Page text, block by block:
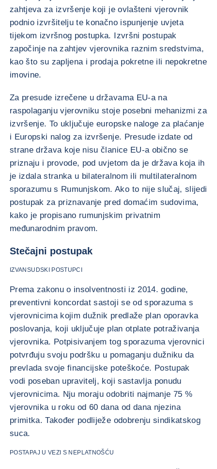
zahtjeva za izvršenje koji je ovlašteni vjerovnik
podnio izvršitelju te konačno ispunjenje uvjeta
tijekom izvršnog postupka. Izvršni postupak
započinje na zahtjev vjerovnika raznim sredstvima,
kao što su zapljena i prodaja pokretne ili nepokretne
imovine.
Za presude izrečene u državama EU-a na
raspolaganju vjerovniku stoje posebni mehanizmi za
izvršenje. To uključuje europske naloge za plaćanje
i Europski nalog za izvršenje. Presude izdate od
strane država koje nisu članice EU-a obično se
priznaju i provode, pod uvjetom da je država koja ih
je izdala stranka u bilateralnom ili multilateralnom
sporazumu s Rumunjskom. Ako to nije slučaj, slijedi
postupak za priznavanje pred domaćim sudovima,
kako je propisano rumunjskim privatnim
međunarodnim pravom.
Stečajni postupak
IZVANSUDSKI POSTUPCI
Prema zakonu o insolventnosti iz 2014. godine,
preventivni koncordat sastoji se od sporazuma s
vjerovnicima kojim dužnik predlaže plan oporavka
poslovanja, koji uključuje plan otplate potraživanja
vjerovnika. Potpisivanjem tog sporazuma vjerovnici
potvrđuju svoju podršku u pomaganju dužniku da
prevlada svoje financijske poteškoće. Postupak
vodi poseban upravitelj, koji sastavlja ponudu
vjerovnicima. Nju moraju odobriti najmanje 75 %
vjerovnika u roku od 60 dana od dana njezina
primitka. Također podliježe odobrenju sindikatskog
suca.
POSTAPAJ U VEZI S NEPLATNOŠĆU